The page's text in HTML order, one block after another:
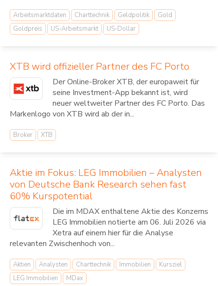
Arbeitsmarktdaten Charttechnik Geldpolitik
Gold
Goldpreis
US-Arbeitsmarkt US-Dollar
XTB wird offizieller Partner des FC Porto
Der Online-Broker XTB, der europaweit für
seine Investment-App bekannt ist, wird
neuer weltweiter Partner des FC Porto. Das
Markenlogo von XTB wird ab der in...
Broker XTB
Aktie im Fokus: LEG Immobilien – Analysten
von Deutsche Bank Research sehen fast
60% Kurspotential
Die im MDAX enthaltene Aktie des Konzerns
LEG Immobilien notierte am 06. Juli 2026 via
Xetra auf einem hier für die Analyse
relevanten Zwischenhoch von...
Aktien Analysten Charttechnik Immobilien
Kursziel
LEG Immobilien
MDax